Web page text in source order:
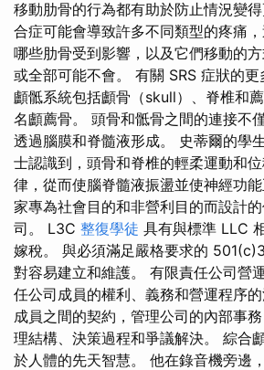
移動肋骨的行為都有助於防止情況變
合症可能會導致許多不同類型的疼痛，
哪些肋骨受到影響，以及它們移動的
或全部可能不會。 有關 SRS 症狀的更
顱骶系統包括顱骨（skull）、脊椎和
名顱薦骨。 頭骨和骶骨之間的連接不
透過腦膜和脊髓液形成。 史蒂爾的學
士認識到，頭骨和脊椎的輕柔運動和
律，從而使腦脊髓液振盪並使神經功
家專為社會目的和非營利目的而設計
司。 L3C 整復學徒 具有與標準 LLC
嫁稅。 與必須滿足嚴格要求的
對容易建立和維護。 有限責任公司營
任公司成員的權利、義務和營運程序
成員之間的契約，管理公司的內部事
理結構、決策過程和爭議解決。 綜合
於人體的先天智慧。 他在錄音機旁邊